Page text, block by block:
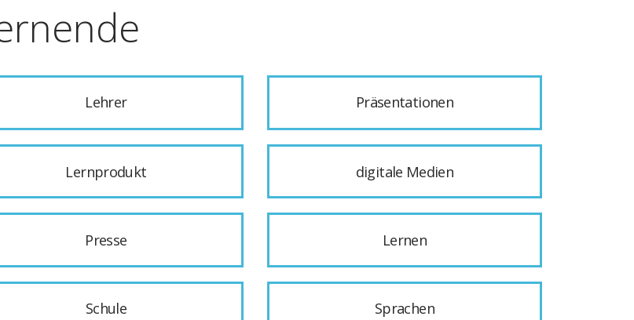
Lehrer Präsentationen
Lernprodukt digitale Medien
Presse Lernen
Schule Sprachen